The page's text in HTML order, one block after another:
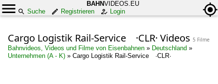
BAHNVIDEOS.EU
Suche
Registrieren Login
Cargo Logistik Rail-Service ·CLR· Videos 5 Filme
Bahnvideos, Videos und Filme von Eisenbahnen » Deutschland »
Unternehmen (A - K) » Cargo Logistik Rail-Service ·CLR·